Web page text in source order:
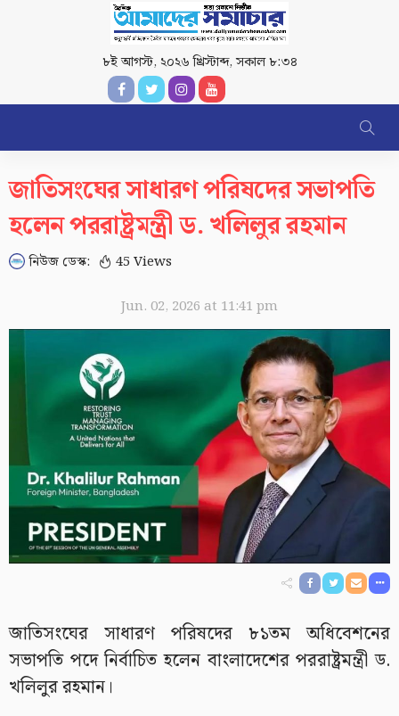
৮ই আগস্ট, ২০২৬ খ্রিস্টাব্দ,সকাল ৮:৩৪
জাতিসংঘের সাধারণ পরিষদের সভাপতি
হলেন পররাষ্ট্রমন্ত্রী ড. খলিলুর রহমান
নিউজ ডেস্ক: 45 Views
Jun. 02, 2026 at 11:41 pm
জাতিসংঘের সাধারণ পরিষদের ৮১তম অধিবেশনের
সভাপতি পদে নির্বাচিত হলেন বাংলাদেশের পররাষ্ট্রমন্ত্রী ড.
খলিলুর রহমান।